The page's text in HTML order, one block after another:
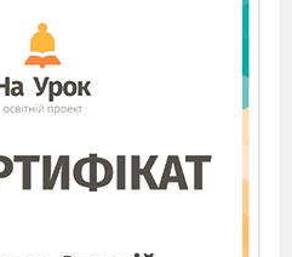
знания о
правил
;способствовать
произвольного
мышления;
бережного
нового материала.